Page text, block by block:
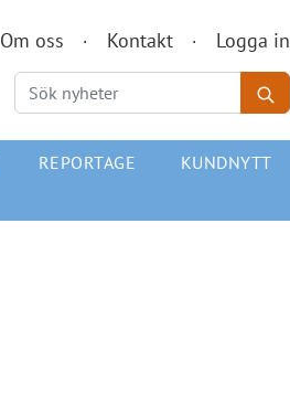
Om oss Kontakt Logga in
REPORTAGE
KUNDNYTT